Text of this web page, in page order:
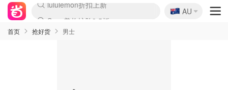
lululemon折扣上新
Sasa美妆护肤3.5折
SSENSE年中3折
FreshBeauty好价汇总
Cettire降价+叠9折
WWS Coles超市实拍
viagogo二手票捡漏
Myer超级周末1折
The Outnet奢牌1折起
David Jones 3折起
Flannels大牌1折
Perfumes Club护肤1折
AMIRO返校季6.2折
Amazon折扣汇总
eToro入金$200送$50
Amazon数码好物
ICONIC本周7.5折
ThedoubleF高奢地板价
Moose Knuckles 6折
丝芙兰5折起
EUFY官网3.7折起
Selenichast首饰2折
Trip机票酒店促销
YSL送5件彩妆礼
Amazon家居好物
Amazon美妆护肤
雅漾大喷$8
过敏原检测盒$33
伊索独家赠50ml沐浴露
科颜氏清仓3折
SEALIFE海洋馆门票6折
丝塔芙大白罐$16
订阅Newsletter送香薰
Cult Beauty 6.8折
Harrods圣诞日历2.3折
LN-CC奢牌私促3折
d'Alba空姐喷雾$16
EVE LOM套装逆天2折
Bernardelli独家4折
Adore Beauty 6折起
CT圣诞日历
Mytheresa奢品2.7折
Luxury Escapes 9折
Currentbody美容仪9折
MOON Garden Live
Roborock扫地机3.7折
Tingo Life水杯$24
Valentino官网5折
CR洗发护发6.3折
修丽可套装7.4折
Myer彩妆2件7折
GANNI官网4.5折
Stylevana韩妆4折
Tessabit高奢8.5折
OGX洗护4折
Amazon阿德莱德次日达
卡诗8.5折+赠礼
Philips Hue灯具8折
🇦🇺
AU
首页 抢好货 男士